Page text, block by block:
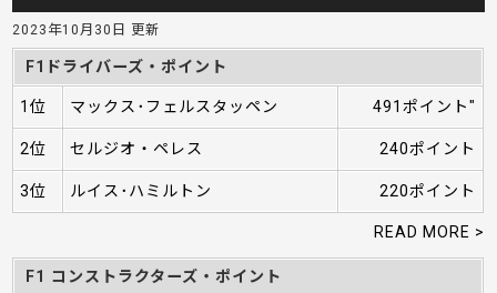
2023年10月30日 更新
F1ドライバーズ・ポイント
1位 マックス･フェルスタッペン 491ポイント"
2位 セルジオ・ペレス 240ポイント
3位 ルイス･ハミルトン 220ポイント
READ MORE >
F1 コンストラクターズ・ポイント